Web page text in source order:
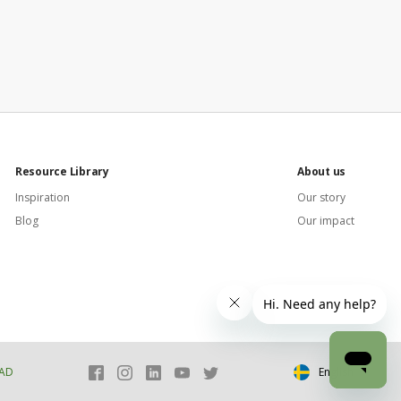
Resource Library
Inspiration
Blog
About us
Our story
Our impact
English